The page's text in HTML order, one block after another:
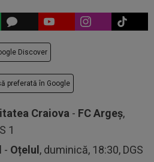
Discover
preferată în Google
Craiova - FC Argeș,
1
- Oțelul, duminică, 18:30, DGS